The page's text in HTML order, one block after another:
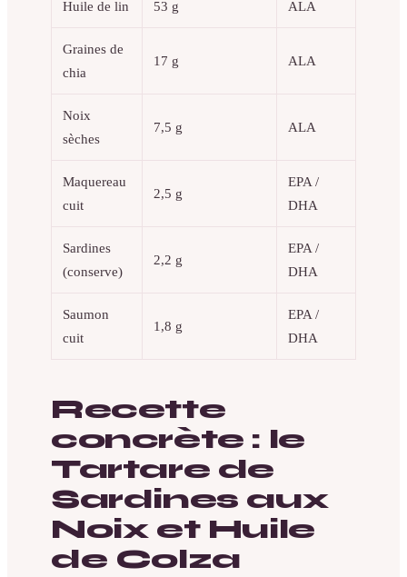
Huile de lin 53 g ALA
Graines de
chia
17 g ALA
Noix
sèches
7,5 g ALA
Maquereau
cuit
2,5 g
EPA /
DHA
Sardines
(conserve)
2,2 g
EPA /
DHA
Saumon
cuit
1,8 g
EPA /
DHA
Recette
concrète : le
Tartare de
Sardines aux
Noix et Huile
de Colza